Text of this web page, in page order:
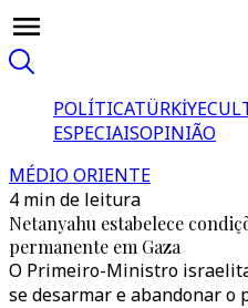
POLÍTICATÜRKİYE
ESPECIAISOPINIÃO
MÉDIO ORIENTE
4 min de leitura
Netanyahu estabelece
permanente em Gaza
O Primeiro-Ministro
se desarmar e abandonar o